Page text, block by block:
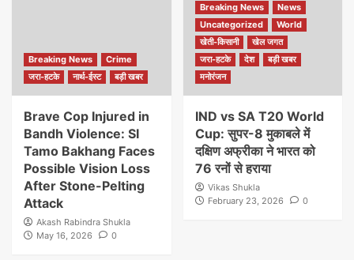
Breaking News
Crime
जरा-हटके
नार्थ-ईस्ट बड़ी खबर
Brave Cop Injured in
Bandh Violence: SI
Tamo Bakhang Faces
Possible Vision Loss
After Stone-Pelting
Attack
Akash Rabindra Shukla
May 16, 2026
0
Breaking News
News
Uncategorized
World
खेती-किसानी
खेल जगत
जरा-हटके
देश
बड़ी खबर
मनोरंजन
IND vs SA T20 World
Cup: सुपर-8 मुकाबले में
दक्षिण अफ्रीका ने भारत को
76 रनों से हराया
Vikas Shukla
February 23, 2026
0